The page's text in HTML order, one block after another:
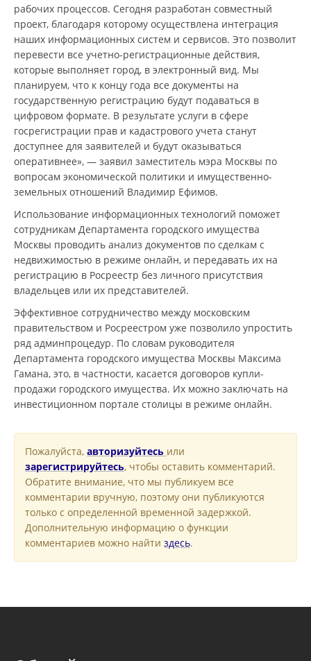
рабочих процессов. Сегодня разработан совместный
проект, благодаря которому осуществлена интеграция
наших информационных систем и сервисов. Это позволит
перевести все учетно-регистрационные действия,
которые выполняет город, в электронный вид. Мы
планируем, что к концу года все документы на
государственную регистрацию будут подаваться в
цифровом формате. В результате услуги в сфере
госрегистрации прав и кадастрового учета станут
доступнее для заявителей и будут оказываться
оперативнее», — заявил заместитель мэра Москвы по
вопросам экономической политики и имущественно-
земельных отношений Владимир Ефимов.
Использование информационных технологий поможет
сотрудникам Департамента городского имущества
Москвы проводить анализ документов по сделкам с
недвижимостью в режиме онлайн, и передавать их на
регистрацию в Росреестр без личного присутствия
владельцев или их представителей.
Эффективное сотрудничество между московским
правительством и Росреестром уже позволило упростить
ряд админпроцедур. По словам руководителя
Департамента городского имущества Москвы Максима
Гамана, это, в частности, касается договоров купли-
продажи городского имущества. Их можно заключать на
инвестиционном портале столицы в режиме онлайн.
Пожалуйста, авторизуйтесь или
зарегистрируйтесь, чтобы оставить комментарий.
Обратите внимание, что мы публикуем все
комментарии вручную, поэтому они публикуются
только с определенной временной задержкой.
Дополнительную информацию о функции
комментариев можно найти здесь.